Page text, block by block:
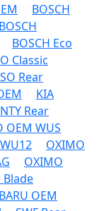
BOSCH
BOSCH
BOSCH Eco
Classic
Rear
KIA
NTY Rear
OEM WUS
OXIMO
OXIMO
Blade
OEM